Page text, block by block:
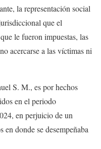
la representación social
que el
le fueron impuestas, las
acercarse a las víctimas ni
S. M., es por hechos
en el periodo
en perjuicio de un
donde se desempeñaba